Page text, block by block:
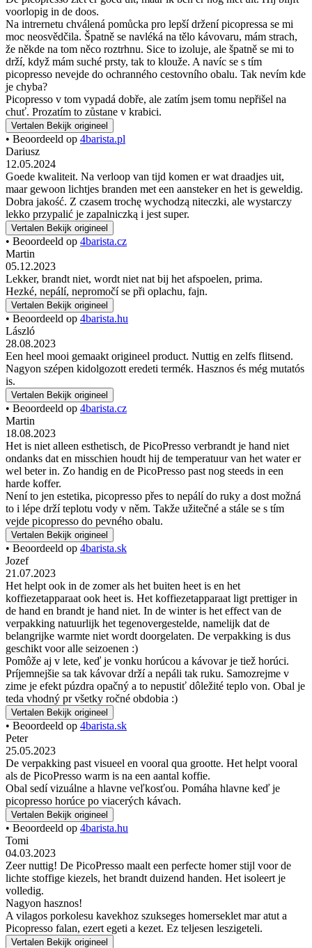
voorlopig in de doos.
Na intrernetu chválená pomůcka pro lepší držení picopressa se mi
moc neosvědčila. Špatně se navléká na tělo kávovaru, mám strach,
že někde na tom něco roztrhnu. Sice to izoluje, ale špatně se mi to
drží, když mám suché prsty, tak to klouže. A navíc se s tím
picopresso nevejde do ochranného cestovního obalu. Tak nevím kde
je chyba?
Picopresso v tom vypadá dobře, ale zatím jsem tomu nepřišel na
chuť. Prozatím to zůstane v krabici.
Vertalen Bekijk origineel
• Beoordeeld op 4barista.pl
Dariusz
12.05.2024
Goede kwaliteit. Na verloop van tijd komen er wat draadjes uit,
maar gewoon lichtjes branden met een aansteker en het is geweldig.
Dobra jakość. Z czasem trochę wychodzą niteczki, ale wystarczy
lekko przypalić je zapalniczką i jest super.
Vertalen Bekijk origineel
• Beoordeeld op 4barista.cz
Martin
05.12.2023
Lekker, brandt niet, wordt niet nat bij het afspoelen, prima.
Hezké, nepálí, nepromočí se při oplachu, fajn.
Vertalen Bekijk origineel
• Beoordeeld op 4barista.hu
László
28.08.2023
Een heel mooi gemaakt origineel product. Nuttig en zelfs flitsend.
Nagyon szépen kidolgozott eredeti termék. Hasznos és még mutatós
is.
Vertalen Bekijk origineel
• Beoordeeld op 4barista.cz
Martin
18.08.2023
Het is niet alleen esthetisch, de PicoPresso verbrandt je hand niet
ondanks dat en misschien houdt hij de temperatuur van het water er
wel beter in. Zo handig en de PicoPresso past nog steeds in een
harde koffer.
Není to jen estetika, picopresso přes to nepálí do ruky a dost možná
to i lépe drží teplotu vody v něm. Takže užitečné a stále se s tím
vejde picopresso do pevného obalu.
Vertalen Bekijk origineel
• Beoordeeld op 4barista.sk
Jozef
21.07.2023
Het helpt ook in de zomer als het buiten heet is en het
koffiezetapparaat ook heet is. Het koffiezetapparaat ligt prettiger in
de hand en brandt je hand niet. In de winter is het effect van de
verpakking natuurlijk het tegenovergestelde, namelijk dat de
belangrijke warmte niet wordt doorgelaten. De verpakking is dus
geschikt voor alle seizoenen :)
Pomôže aj v lete, keď je vonku horúcou a kávovar je tiež horúci.
Príjemnejšie sa tak kávovar drží a nepáli tak ruku. Samozrejme v
zime je efekt púzdra opačný a to nepustiť dôležité teplo von. Obal je
teda vhodný pr všetky ročné obdobia :)
Vertalen Bekijk origineel
• Beoordeeld op 4barista.sk
Peter
25.05.2023
De verpakking past visueel en vooral qua grootte. Het helpt vooral
als de PicoPresso warm is na een aantal koffie.
Obal sedí vizuálne a hlavne veľkosťou. Pomáha hlavne keď je
picopresso horúce po viacerých kávach.
Vertalen Bekijk origineel
• Beoordeeld op 4barista.hu
Tomi
04.03.2023
Zeer nuttig! De PicoPresso maalt een perfecte homer stijl voor de
lichte stoffige kiezels, het brandt duizend handen. Het isoleert je
volledig.
Nagyon hasznos!
A vilagos porkolesu kavekhoz szukseges homerseklet mar atut a
Picopresso falan, ezert egeti a kezet. Ez teljesen leszigeteli.
Vertalen Bekijk origineel